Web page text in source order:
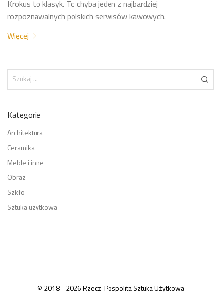
Krokus to klasyk. To chyba jeden z najbardziej
rozpoznawalnych polskich serwisów kawowych.
Więcej
Kategorie
Architektura
Ceramika
Meble i inne
Obraz
Szkło
Sztuka użytkowa
© 2018 - 2026 Rzecz-Pospolita Sztuka Użytkowa